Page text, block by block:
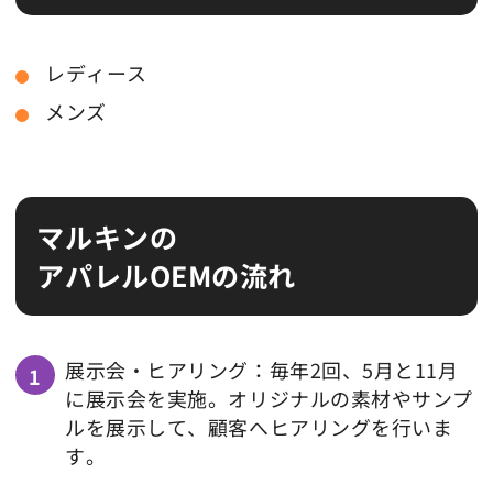
レディース
メンズ
マルキンの
アパレルOEMの流れ
展示会・ヒアリング：毎年2回、5月と11月
に展示会を実施。オリジナルの素材やサンプ
ルを展示して、顧客へヒアリングを行いま
す。